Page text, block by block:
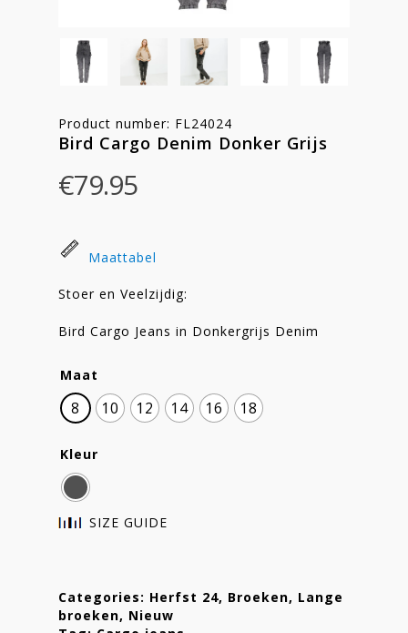
Product number: FL24024
Bird Cargo Denim Donker Grijs
€79.95
Maattabel
Stoer en Veelzijdig:
Bird Cargo Jeans in Donkergrijs Denim
Maat
8 10 12 14 16 18
Kleur
SIZE GUIDE
Categories: Herfst 24, Broeken, Lange
broeken, Nieuw